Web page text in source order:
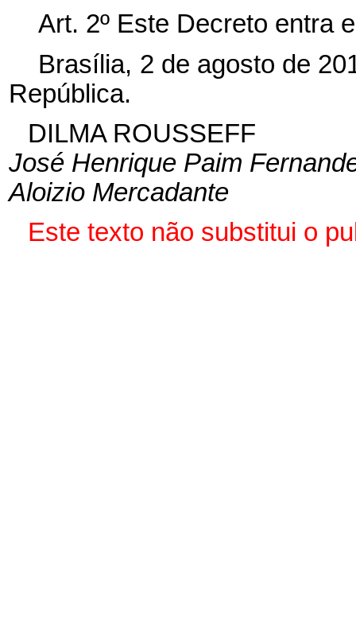
Art. 2º Este Decreto entra
Brasília, 2 de agosto de
República.
DILMA ROUSSEFF
José Henrique Paim
Aloizio Mercadante
Este texto não substitui o